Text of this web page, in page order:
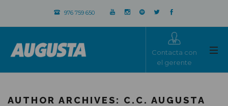
976 759 650
Contacta con
el gerente
AUTHOR ARCHIVES: C.C. AUGUSTA